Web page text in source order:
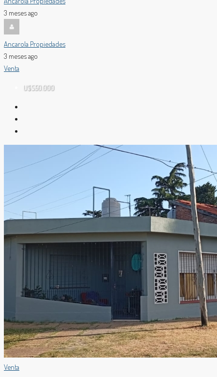
3 meses ago
Ancarola Propiedades
3 meses ago
Venta
U$S50.000
Venta